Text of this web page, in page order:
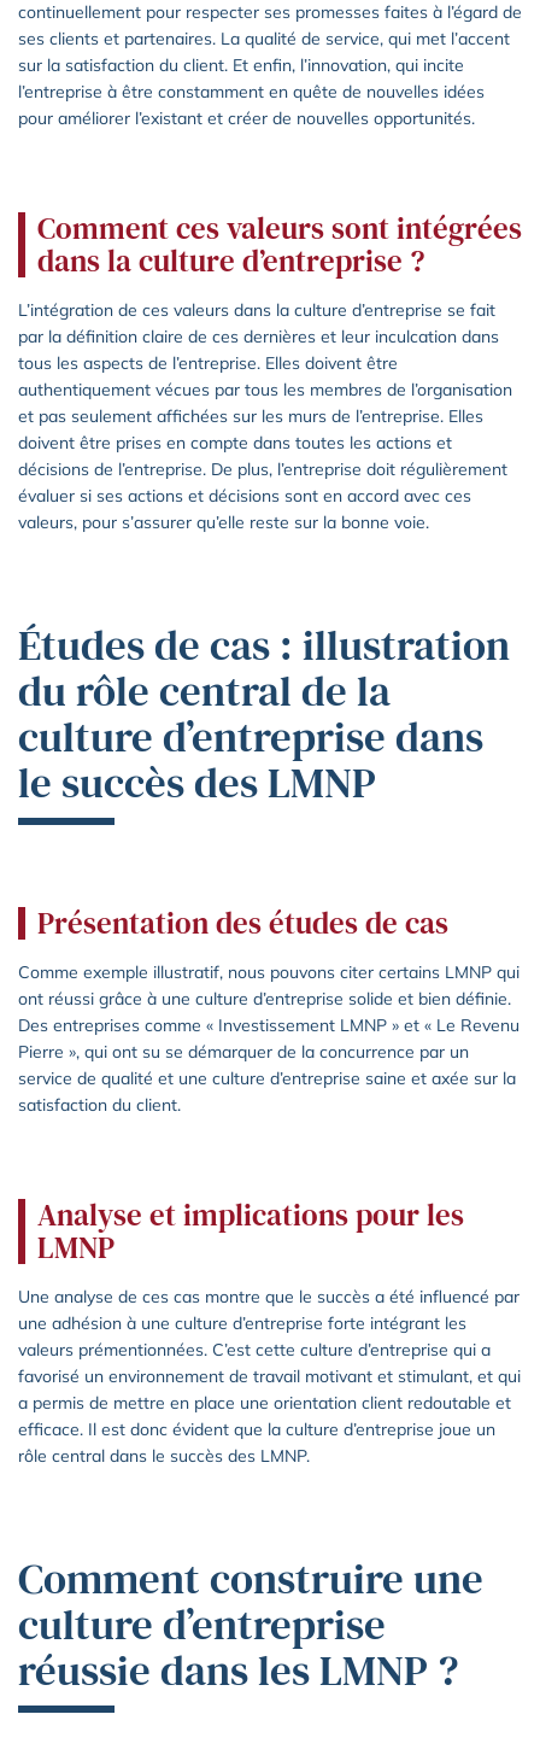
continuellement pour respecter ses promesses faites à l’égard de
ses clients et partenaires. La qualité de service, qui met l’accent
sur la satisfaction du client. Et enfin, l’innovation, qui incite
l’entreprise à être constamment en quête de nouvelles idées
pour améliorer l’existant et créer de nouvelles opportunités.
Comment ces valeurs sont intégrées
dans la culture d’entreprise ?
L’intégration de ces valeurs dans la culture d’entreprise se fait
par la définition claire de ces dernières et leur inculcation dans
tous les aspects de l’entreprise. Elles doivent être
authentiquement vécues par tous les membres de l’organisation
et pas seulement affichées sur les murs de l’entreprise. Elles
doivent être prises en compte dans toutes les actions et
décisions de l’entreprise. De plus, l’entreprise doit régulièrement
évaluer si ses actions et décisions sont en accord avec ces
valeurs, pour s’assurer qu’elle reste sur la bonne voie.
Études de cas : illustration
du rôle central de la
culture d’entreprise dans
le succès des LMNP
Présentation des études de cas
Comme exemple illustratif, nous pouvons citer certains LMNP qui
ont réussi grâce à une culture d’entreprise solide et bien définie.
Des entreprises comme « Investissement LMNP » et « Le Revenu
Pierre », qui ont su se démarquer de la concurrence par un
service de qualité et une culture d’entreprise saine et axée sur la
satisfaction du client.
Analyse et implications pour les
LMNP
Une analyse de ces cas montre que le succès a été influencé par
une adhésion à une culture d’entreprise forte intégrant les
valeurs prémentionnées. C’est cette culture d’entreprise qui a
favorisé un environnement de travail motivant et stimulant, et qui
a permis de mettre en place une orientation client redoutable et
efficace. Il est donc évident que la culture d’entreprise joue un
rôle central dans le succès des LMNP.
Comment construire une
culture d’entreprise
réussie dans les LMNP ?